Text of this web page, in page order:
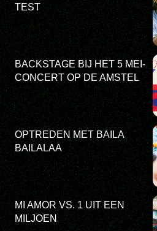
TEST
BACKSTAGE BIJ HET 5 MEI-
CONCERT OP DE AMSTEL
OPTREDEN MET BAILA
BAILALAA
MI AMOR VS. 1 UIT EEN
MILJOEN